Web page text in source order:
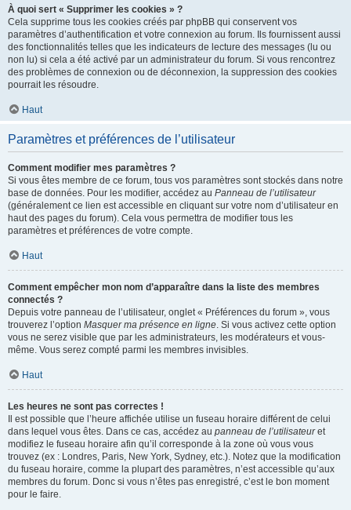
À quoi sert « Supprimer les cookies » ?
Cela supprime tous les cookies créés par phpBB qui conservent vos
paramètres d’authentification et votre connexion au forum. Ils fournissent aussi
des fonctionnalités telles que les indicateurs de lecture des messages (lu ou
non lu) si cela a été activé par un administrateur du forum. Si vous rencontrez
des problèmes de connexion ou de déconnexion, la suppression des cookies
pourrait les résoudre.
Haut
Paramètres et préférences de l’utilisateur
Comment modifier mes paramètres ?
Si vous êtes membre de ce forum, tous vos paramètres sont stockés dans notre
base de données. Pour les modifier, accédez au Panneau de l’utilisateur
(généralement ce lien est accessible en cliquant sur votre nom d’utilisateur en
haut des pages du forum). Cela vous permettra de modifier tous les
paramètres et préférences de votre compte.
Haut
Comment empêcher mon nom d’apparaître dans la liste des membres
connectés ?
Depuis votre panneau de l’utilisateur, onglet « Préférences du forum », vous
trouverez l’option Masquer ma présence en ligne. Si vous activez cette option
vous ne serez visible que par les administrateurs, les modérateurs et vous-
même. Vous serez compté parmi les membres invisibles.
Haut
Les heures ne sont pas correctes !
Il est possible que l’heure affichée utilise un fuseau horaire différent de celui
dans lequel vous êtes. Dans ce cas, accédez au panneau de l’utilisateuret
modifiez le fuseau horaire afin qu’il corresponde à la zone où vous vous
trouvez (ex : Londres, Paris, New York, Sydney, etc.). Notez que la modification
du fuseau horaire, comme la plupart des paramètres, n’est accessible qu’aux
membres du forum. Donc si vous n’êtes pas enregistré, c’est le bon moment
pour le faire.